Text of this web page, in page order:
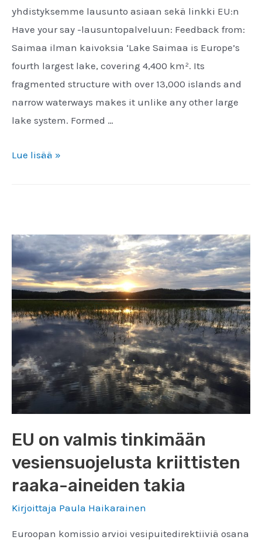
yhdistyksemme lausunto asiaan sekä linkki EU:n
Have your say -lausuntopalveluun: Feedback from:
Saimaa ilman kaivoksia ‘Lake Saimaa is Europe’s
fourth largest lake, covering 4,400 km². Its
fragmented structure with over 13,000 islands and
narrow waterways makes it unlike any other large
lake system. Formed …
Saimaa
EU:n
vesipuitedirektiiviä
koskevan
lausunnon
Euroopan
komissiolle
Lue lisää »
EU on valmis tinkimään
vesiensuojelusta kriittisten
raaka-aineiden takia
Kirjoittaja Paula Haikarainen
Euroopan komissio arvioi vesipuitedirektiiviä osana